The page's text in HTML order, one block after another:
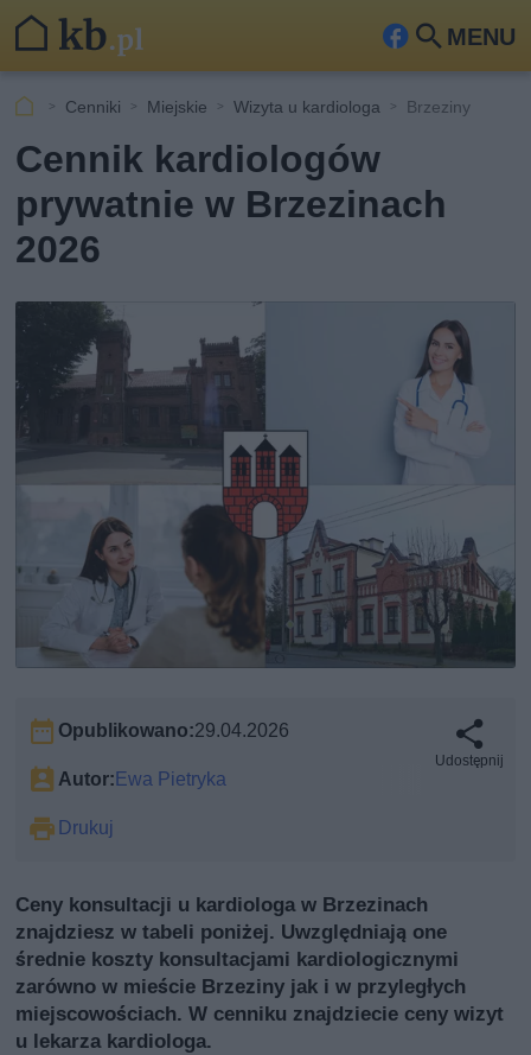
MENU
Fa
ook
Szu
kaj
Cenniki Miejskie Wizyta u kardiologa Brzeziny
Cennik kardiologów
prywatnie w Brzezinach
2026
Opublikowano:29.04.2026
Autor: Ewa Pietryka
Drukuj
Udostępnij
Ceny konsultacji u kardiologa w Brzezinach
znajdziesz w tabeli poniżej. Uwzględniają one
średnie koszty konsultacjami kardiologicznymi
zarówno w mieście Brzeziny jak i w przyległych
miejscowościach. W cenniku znajdziecie ceny wizyt
u lekarza kardiologa.